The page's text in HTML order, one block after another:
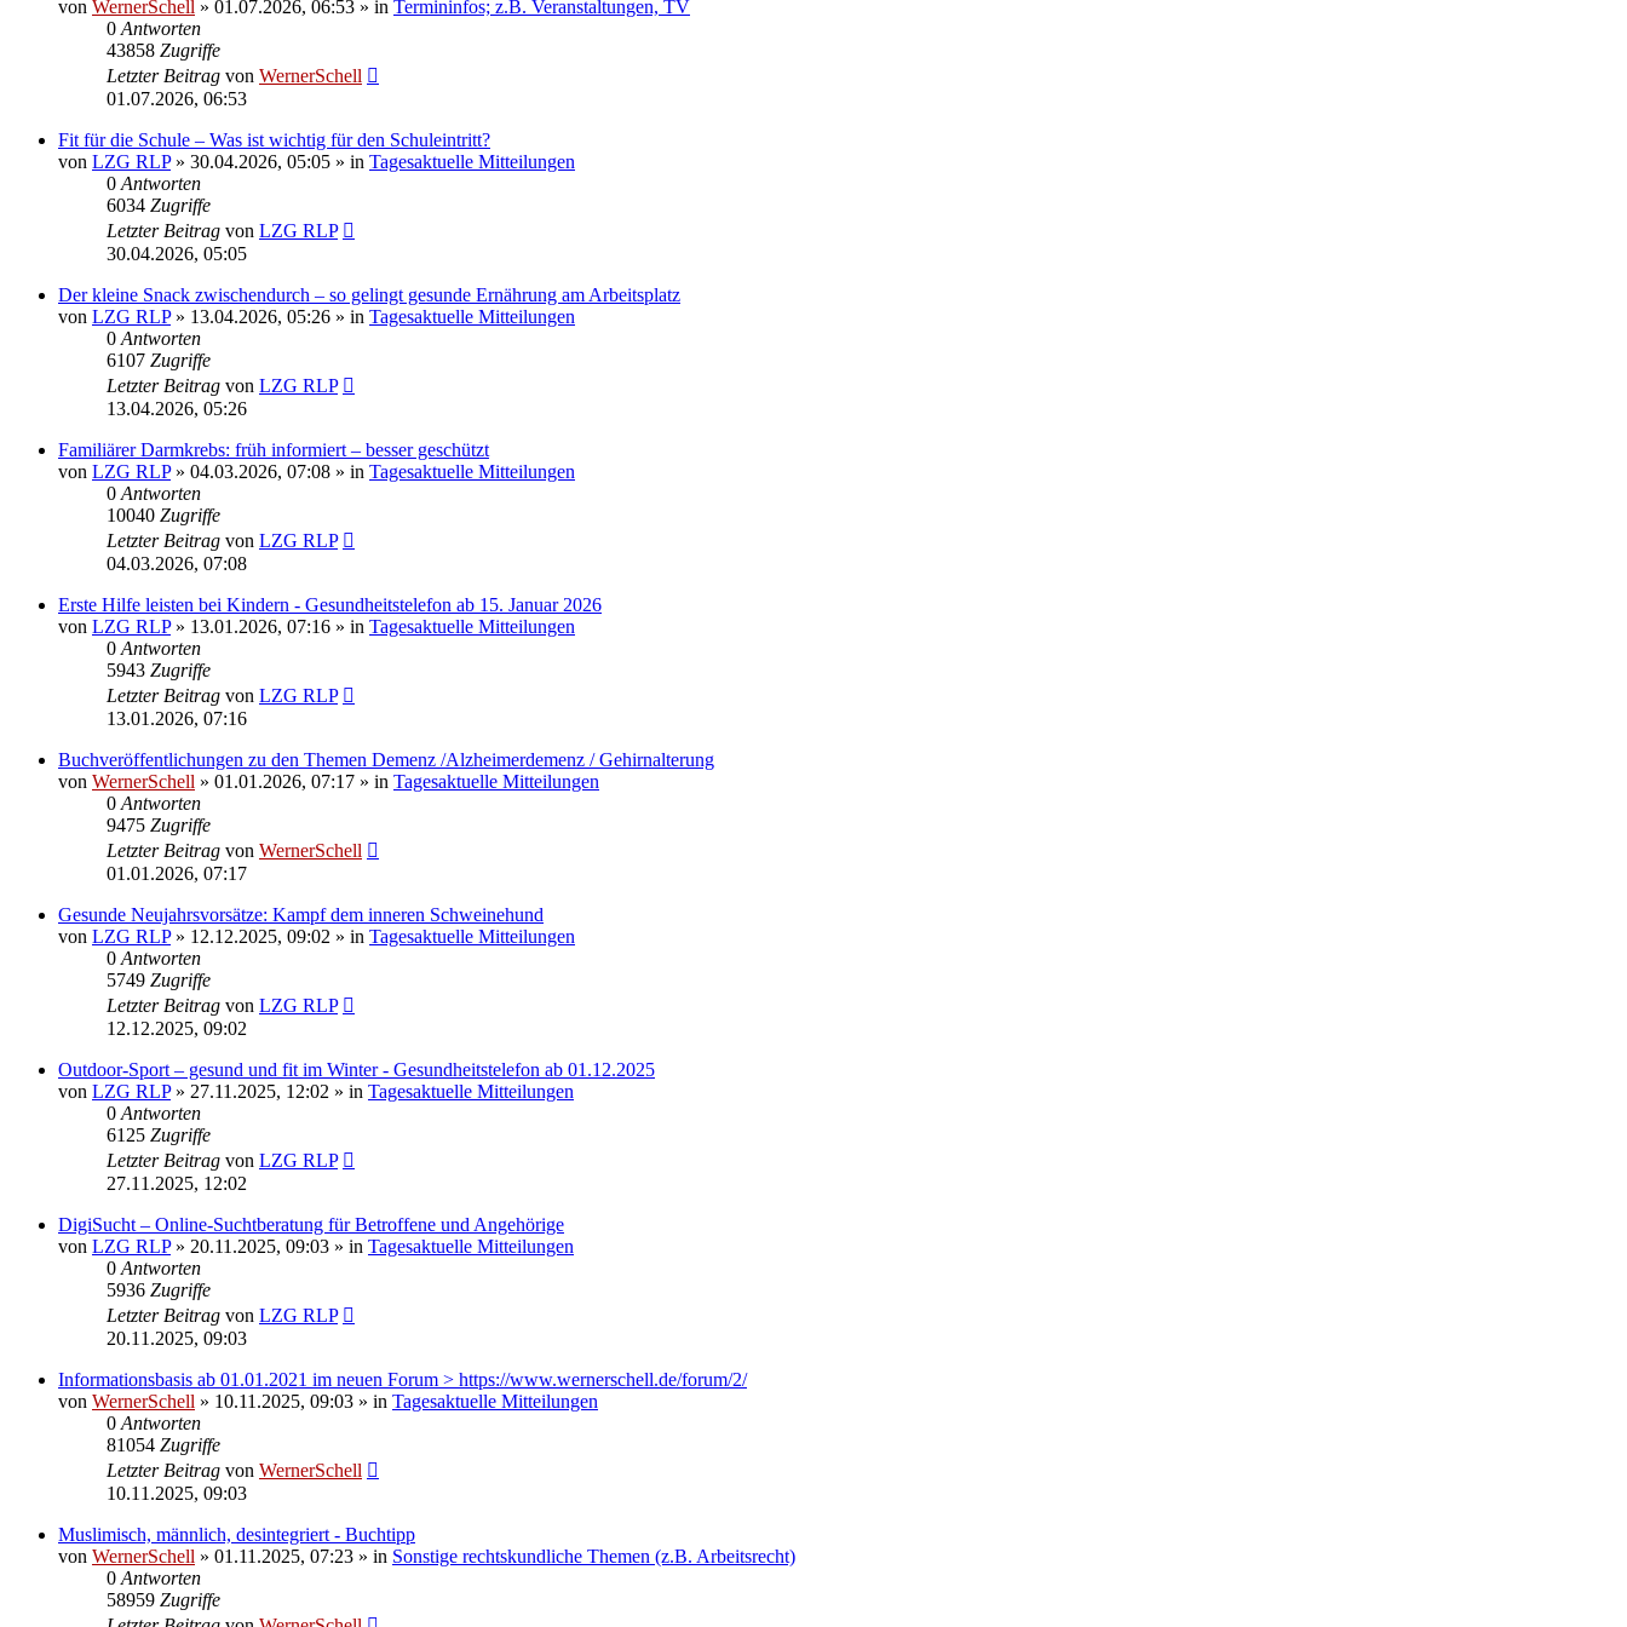
von WernerSchell » 01.07.2026, 06:53 » in Termininfos; z.B. Veranstaltungen, TV
0 Antworten
43858 Zugriffe
Letzter Beitrag von WernerSchell
01.07.2026, 06:53
Fit für die Schule – Was ist wichtig für den Schuleintritt?
von LZG RLP» 30.04.2026, 05:05 » in Tagesaktuelle Mitteilungen
0 Antworten
6034 Zugriffe
Letzter Beitrag von LZG RLP
30.04.2026, 05:05
Der kleine Snack zwischendurch – so gelingt gesunde Ernährung am Arbeitsplatz
von LZG RLP» 13.04.2026, 05:26 » in Tagesaktuelle Mitteilungen
0 Antworten
6107 Zugriffe
Letzter Beitrag von LZG RLP
13.04.2026, 05:26
Familiärer Darmkrebs: früh informiert – besser geschützt
von LZG RLP» 04.03.2026, 07:08 » in Tagesaktuelle Mitteilungen
0 Antworten
10040 Zugriffe
Letzter Beitrag von LZG RLP
04.03.2026, 07:08
Erste Hilfe leisten bei Kindern - Gesundheitstelefon ab 15. Januar 2026
von LZG RLP» 13.01.2026, 07:16 » in Tagesaktuelle Mitteilungen
0 Antworten
5943 Zugriffe
Letzter Beitrag von LZG RLP
13.01.2026, 07:16
Buchveröffentlichungen zu den Themen Demenz /Alzheimerdemenz / Gehirnalterung
von WernerSchell » 01.01.2026, 07:17 » in Tagesaktuelle Mitteilungen
0 Antworten
9475 Zugriffe
Letzter Beitrag von WernerSchell
01.01.2026, 07:17
Gesunde Neujahrsvorsätze: Kampf dem inneren Schweinehund
von LZG RLP» 12.12.2025, 09:02 » in Tagesaktuelle Mitteilungen
0 Antworten
5749 Zugriffe
Letzter Beitrag von LZG RLP
12.12.2025, 09:02
Outdoor-Sport – gesund und fit im Winter - Gesundheitstelefon ab 01.12.2025
von LZG RLP» 27.11.2025, 12:02 » in Tagesaktuelle Mitteilungen
0 Antworten
6125 Zugriffe
Letzter Beitrag von LZG RLP
27.11.2025, 12:02
DigiSucht – Online-Suchtberatung für Betroffene und Angehörige
von LZG RLP» 20.11.2025, 09:03 » in Tagesaktuelle Mitteilungen
0 Antworten
5936 Zugriffe
Letzter Beitrag von LZG RLP
20.11.2025, 09:03
Informationsbasis ab 01.01.2021 im neuen Forum > https://www.wernerschell.de/forum/2/
von WernerSchell » 10.11.2025, 09:03 » in Tagesaktuelle Mitteilungen
0 Antworten
81054 Zugriffe
Letzter Beitrag von WernerSchell
10.11.2025, 09:03
Muslimisch, männlich, desintegriert - Buchtipp
von WernerSchell » 01.11.2025, 07:23 » in Sonstige rechtskundliche Themen (z.B. Arbeitsrecht)
0 Antworten
58959 Zugriffe